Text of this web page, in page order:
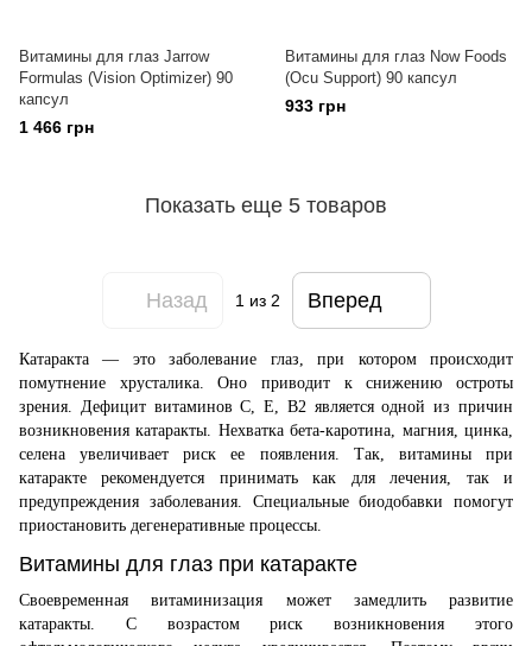
Витамины для глаз Jarrow
Formulas (Vision Optimizer) 90
капсул
1 466 грн
Витамины для глаз Now Foods
(Ocu Support) 90 капсул
933 грн
Показать еще 5 товаров
Назад 1 из 2 Вперед
Катаракта — это заболевание глаз, при котором происходит
помутнение хрусталика. Оно приводит к снижению остроты
зрения. Дефицит витаминов С, Е, В2 является одной из причин
возникновения катаракты. Нехватка бета-каротина, магния, цинка,
селена увеличивает риск ее появления. Так, витамины при
катаракте рекомендуется принимать как для лечения, так и
предупреждения заболевания. Специальные биодобавки помогут
приостановить дегенеративные процессы.
Витамины для глаз при катаракте
Своевременная витаминизация может замедлить развитие
катаракты. С возрастом риск возникновения этого